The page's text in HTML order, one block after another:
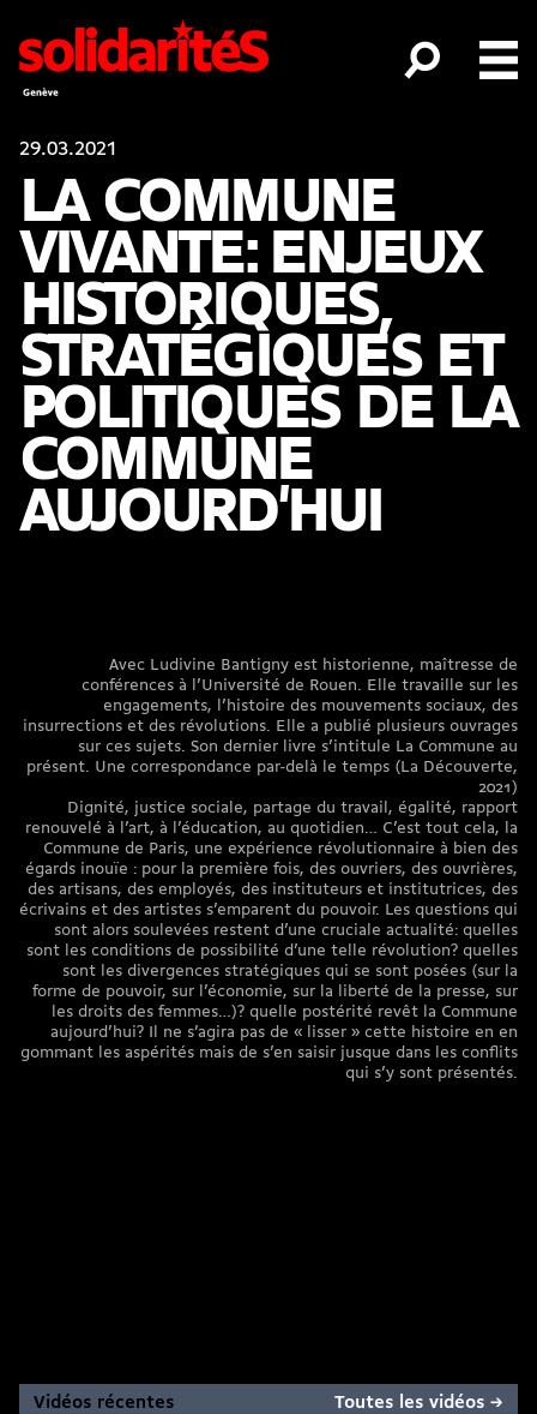
29.03.2021
LA COMMUNE
VIVANTE: ENJEUX
HISTORIQUES,
STRATÉGIQUES ET
POLITIQUES DE LA
COMMUNE
AUJOURD'HUI
Avec Ludivine Bantigny est historienne, maîtresse de
conférences à l’Université de Rouen. Elle travaille sur les
engagements, l’histoire des mouvements sociaux, des
insurrections et des révolutions. Elle a publié plusieurs ouvrages
sur ces sujets. Son dernier livre s’intitule La Commune au
présent. Une correspondance par-delà le temps (La Découverte,
2021)
Dignité, justice sociale, partage du travail, égalité, rapport
renouvelé à l’art, à l’éducation, au quotidien… C’est tout cela, la
Commune de Paris, une expérience révolutionnaire à bien des
égards inouïe : pour la première fois, des ouvriers, des ouvrières,
des artisans, des employés, des instituteurs et institutrices, des
écrivains et des artistes s’emparent du pouvoir. Les questions qui
sont alors soulevées restent d’une cruciale actualité: quelles
sont les conditions de possibilité d’une telle révolution? quelles
sont les divergences stratégiques qui se sont posées (sur la
forme de pouvoir, sur l’économie, sur la liberté de la presse, sur
les droits des femmes…)? quelle postérité revêt la Commune
aujourd’hui? Il ne s’agira pas de « lisser » cette histoire en en
gommant les aspérités mais de s’en saisir jusque dans les conflits
qui s’y sont présentés.
Vidéos récentes Toutes les vidéos →